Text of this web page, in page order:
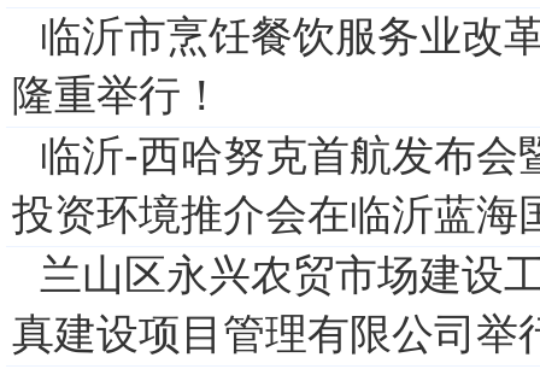
临沂市烹饪餐饮服务业改
隆重举行！
临沂-西哈努克首航发布会
投资环境推介会在临沂蓝海
兰山区永兴农贸市场建设
真建设项目管理有限公司举